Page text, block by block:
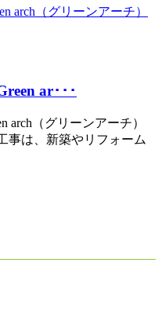
ar･･･
arch（グリーンアーチ）
事は、新築やリフォーム